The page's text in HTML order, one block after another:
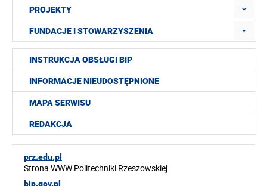
PROJEKTY
FUNDACJE I STOWARZYSZENIA
INSTRUKCJA OBSŁUGI BIP
INFORMACJE NIEUDOSTĘPNIONE
MAPA SERWISU
REDAKCJA
prz.edu.pl
Strona WWW Politechniki Rzeszowskiej
bip.gov.pl